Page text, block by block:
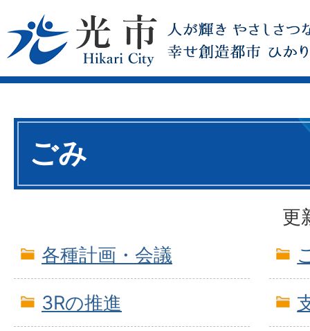
ごみ
更
各種計画・会議
3Rの推進